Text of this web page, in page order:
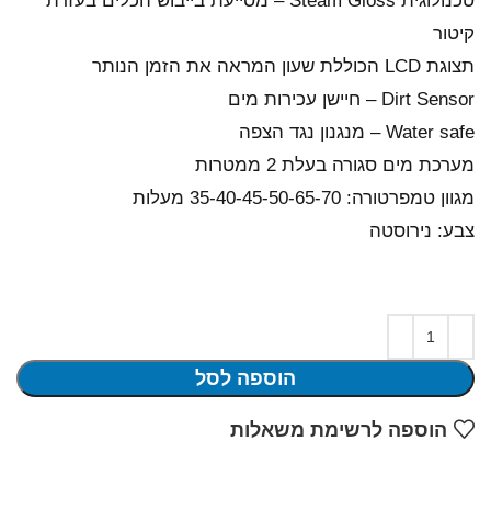
קיטור
תצוגת LCD הכוללת שעון המראה את הזמן הנותר
Dirt Sensor – חיישן עכירות מים
Water safe – מנגנון נגד הצפה
מערכת מים סגורה בעלת 2 ממטרות
מגוון טמפרטורה: 35-40-45-50-65-70 מעלות
צבע: נירוסטה
הוספה לסל
הוספה לרשימת משאלות